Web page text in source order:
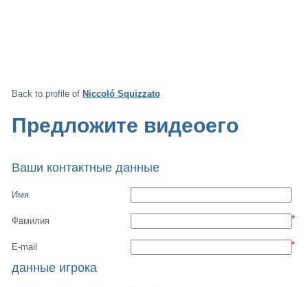
Back to profile of Niccoló Squizzato
Предложите видеоего
Ваши контактные данные
Имя
Фамилия *
E-mail *
данные игрока